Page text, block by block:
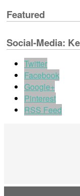
Featured
Social-Media:
Twitter
Facebook
Google+
Pinterest
RSS Feed